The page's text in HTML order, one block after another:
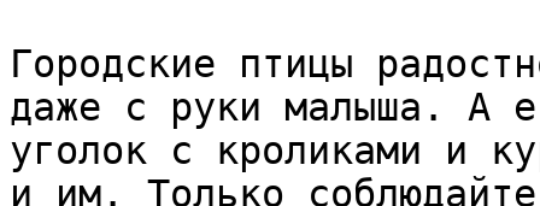
Городские птицы
даже с руки малыша. А
уголок с кроликами и
и им. Только